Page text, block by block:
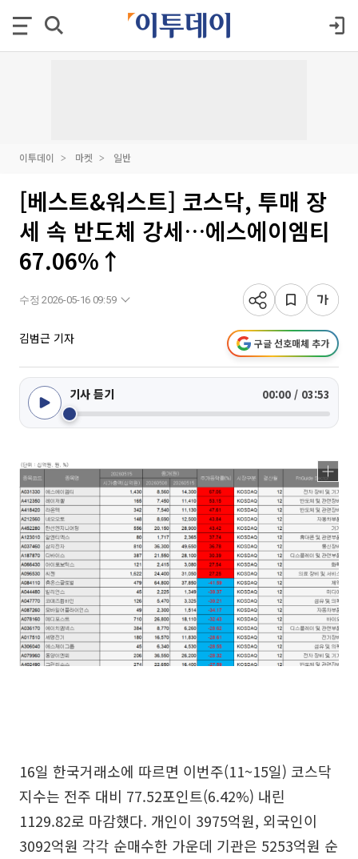
이투데이 마켓 일반
[베스트&워스트] 코스닥, 투매 장
세 속 반도체 강세…에스에이엠티
67.06%↑
수정 2026-05-16 09:59
김범근 기자 구글 선호매체 추가
기사 듣기 00:00 / 03:53
16일 한국거래소에 따르면 이번주(11~15일) 코스닥
지수는 전주 대비 77.52포인트(6.42%) 내린
1129.82로 마감했다. 개인이 3975억원, 외국인이
3092억원 각각 순매수한 가운데 기관은 5253억원 순